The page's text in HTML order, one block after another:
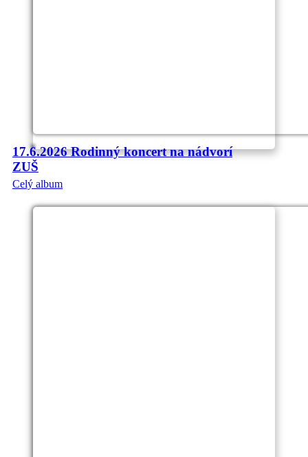
17.6.2026 Rodinný koncert na nádvorí
ZUŠ
Celý album